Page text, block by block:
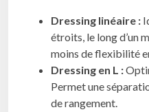
Dressing linéaire :
étroits, le long d’un
moins de flexibilité
Dressing en L :
Permet une
de rangement.